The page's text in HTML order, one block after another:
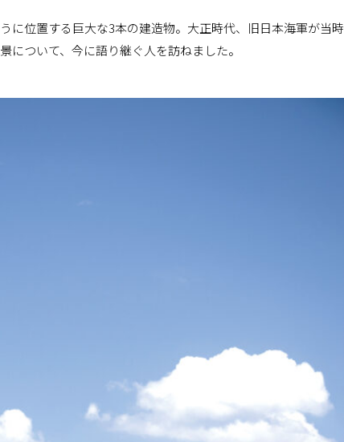
に位置する巨大な3本の建造物。大正時代、旧日本海軍が当時
について、今に語り継ぐ人を訪ねました。